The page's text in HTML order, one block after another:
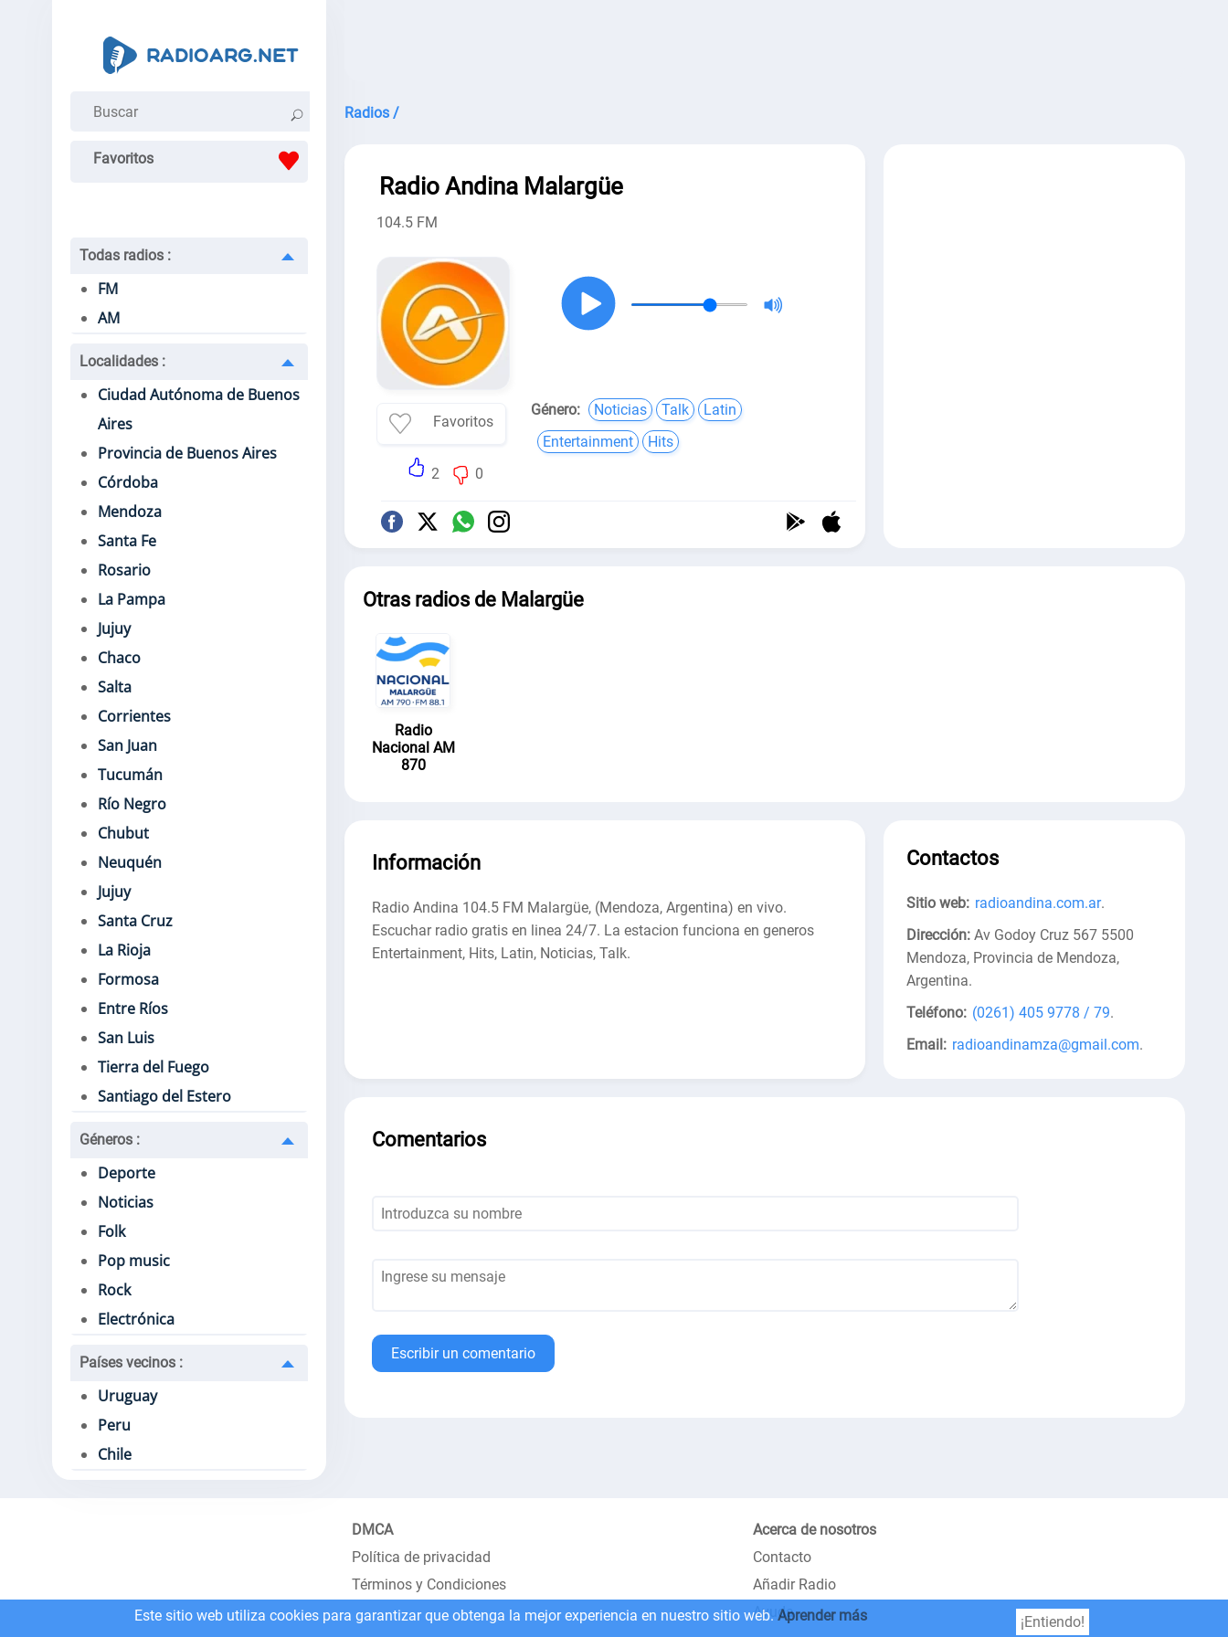
Favoritos
Todas radios :
FM
AM
Localidades :
Ciudad Autónoma de Buenos
Aires
Provincia de Buenos Aires
Córdoba
Mendoza
Santa Fe
Rosario
La Pampa
Jujuy
Chaco
Salta
Corrientes
San Juan
Tucumán
Río Negro
Chubut
Neuquén
Jujuy
Santa Cruz
La Rioja
Formosa
Entre Ríos
San Luis
Tierra del Fuego
Santiago del Estero
Géneros :
Deporte
Noticias
Folk
Pop music
Rock
Electrónica
Países vecinos :
Uruguay
Peru
Chile
Radios /
Radio Andina Malargüe
104.5 FM
Favoritos
2 0
Género: Noticias Talk
Latin
Entertainment
Hits
Otras radios de Malargüe
Radio
Nacional AM
870
Información
Radio Andina 104.5 FM Malargüe, (Mendoza, Argentina) en vivo.
Escuchar radio gratis en linea 24/7. La estacion funciona en generos
Entertainment, Hits, Latin, Noticias, Talk.
Contactos
Sitio web: radioandina.com.ar.
Dirección: Av Godoy Cruz 567 5500
Mendoza, Provincia de Mendoza,
Argentina.
Teléfono: (0261) 405 9778 / 79.
Email: radioandinamza@gmail.com.
Comentarios
Escribir un comentario
DMCA
Política de privacidad
Términos y Condiciones
Acerca de nosotros
Contacto
Añadir Radio
Ayuda
Este sitio web utiliza cookies para garantizar que obtenga la mejor experiencia en nuestro sitio web.Aprender más ¡Entiendo!